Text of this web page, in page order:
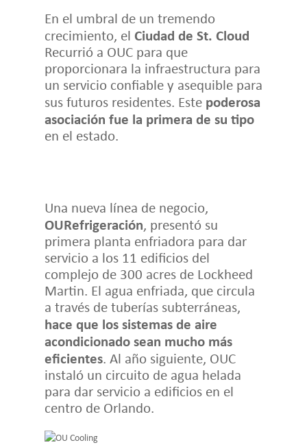
En el umbral de un tremendo
crecimiento, el Ciudad de St. Cloud
Recurrió a OUC para que
proporcionara la infraestructura para
un servicio confiable y asequible para
sus futuros residentes. Este poderosa
asociación fue la primera de su tipo
en el estado.
Una nueva línea de negocio,
OURefrigeración, presentó su
primera planta enfriadora para dar
servicio a los 11 edificios del
complejo de 300 acres de Lockheed
Martin. El agua enfriada, que circula
a través de tuberías subterráneas,
hace que los sistemas de aire
acondicionado sean mucho más
eficientes. Al año siguiente, OUC
instaló un circuito de agua helada
para dar servicio a edificios en el
centro de Orlando.